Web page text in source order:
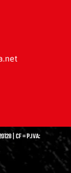
| CF = P.IVA: